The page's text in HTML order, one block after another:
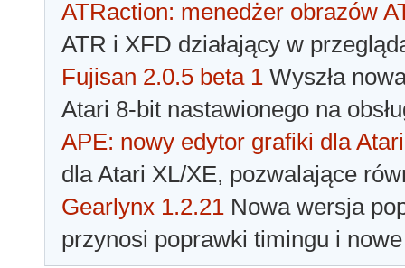
ATRaction: menedżer obrazów
ATR i XFD działający w
Fujisan 2.0.5 beta 1 Wyszła
Atari 8-bit nastawionego na
APE: nowy edytor grafiki dla Atari
dla Atari XL/XE, pozwalające
Gearlynx 1.2.21 Nowa wersja
przynosi poprawki timingu i